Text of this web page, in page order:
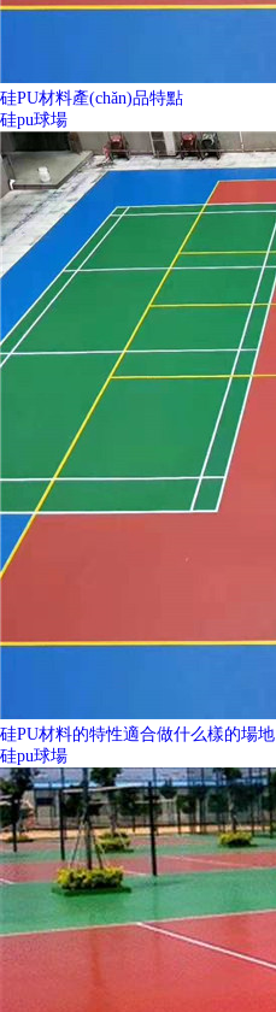
硅PU材料產(chǎn)品特點
硅pu球場
硅PU材料的特性適合做什么樣的場地
硅pu球場